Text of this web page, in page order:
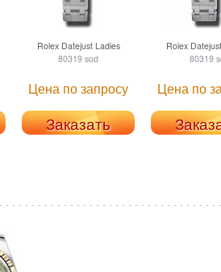
RolexDatejust Ladies
80319 sod
Цена по запросу
Заказать
Rolex
80319
Цена по